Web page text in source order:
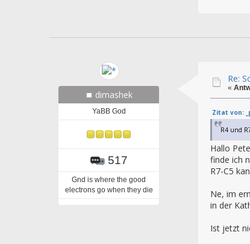
dimashek
YaBB God
517
Gnd is where the good
electrons go when they die
Re:
«
Zitat von:
R4 und
Hallo
finde ich
R7-C5
Ne, im
in der
Ist jetzt